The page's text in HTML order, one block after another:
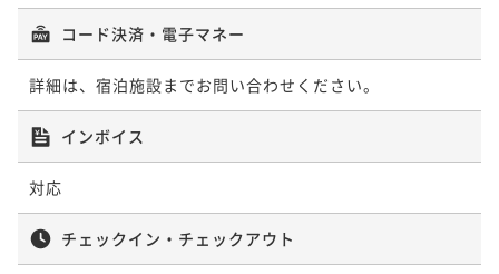
コード決済・電子マネー
詳細は、宿泊施設までお問い合わせください。
インボイス
対応
チェックイン・チェックアウト